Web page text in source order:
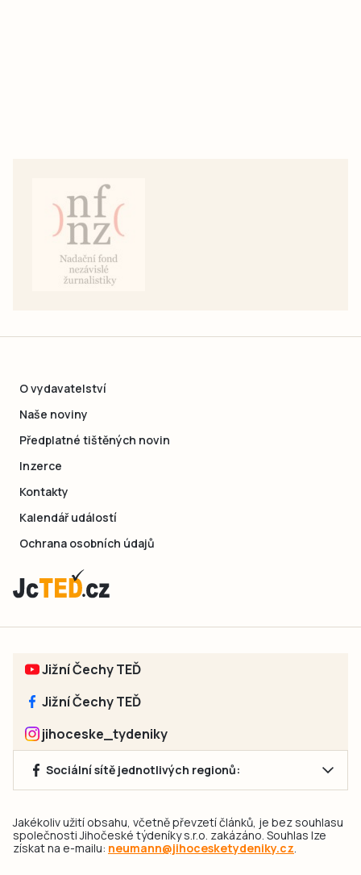
O vydavatelství
Naše noviny
Předplatné tištěných novin
Inzerce
Kontakty
Kalendář událostí
Ochrana osobních údajů
Jižní Čechy TEĎ
Jižní Čechy TEĎ
jihoceske_tydeniky
Sociální sítě jednotlivých regionů:
Jakékoliv užití obsahu, včetně převzetí článků, je bez souhlasu
společnosti Jihočeské týdeníky s.r.o. zakázáno. Souhlas lze
získat na e-mailu: neumann@jihocesketydeniky.cz